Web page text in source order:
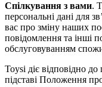
Спілкування з вами.
персональні дані для
вас про зміну наших
повідомлення та інші
обслуговуванням
Toysi діє відповідно
підставі Положення